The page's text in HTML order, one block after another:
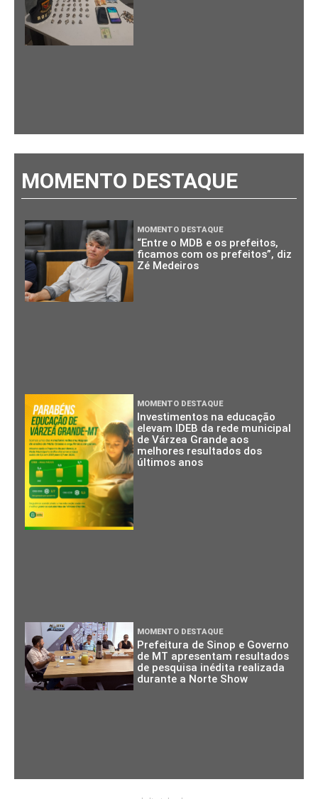
MOMENTO DESTAQUE
MOMENTO DESTAQUE
“Entre o MDB e os prefeitos,
ficamos com os prefeitos”, diz
Zé Medeiros
MOMENTO DESTAQUE
Investimentos na educação
elevam IDEB da rede municipal
de Várzea Grande aos
melhores resultados dos
últimos anos
MOMENTO DESTAQUE
Prefeitura de Sinop e Governo
de MT apresentam resultados
de pesquisa inédita realizada
durante a Norte Show